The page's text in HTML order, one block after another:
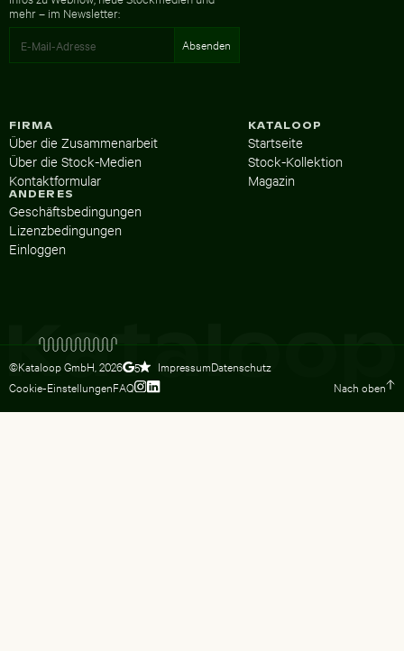
mehr – im Newsletter:
KATALOOP
Startseite
Stock-Kollektion
Magazin
FIRMA
Über die Zusammenarbeit
Über die Stock-Medien
Kontaktformular
ANDERES
Geschäftsbedingungen
Lizenzbedingungen
Einloggen
©Kataloop GmbH, 2026 5 ImpressumDatenschutz
Cookie-EinstellungenFAQ Nach oben